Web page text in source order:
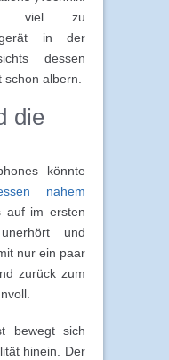
viel zu
in der
dessen
albern.
die
könnte
nahem
auf im ersten
und
nur ein paar
zurück zum
bewegt sich
hinein. Der